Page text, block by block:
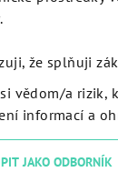
že splňuji
si vědom/a rizik,
informací a
JAKO ODBORNÍK